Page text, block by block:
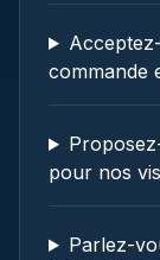
commande
pour nos
Parlez-